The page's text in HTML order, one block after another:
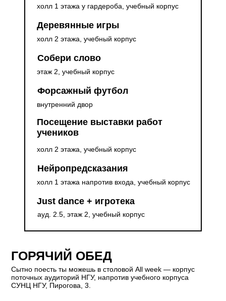
Just dance + игротека
ауд. 2.5, этаж 2, учебный корпус
холл 1 этажа у гардероба, учебный корпус
Деревянные игры
холл 2 этажа, учебный корпус
Собери слово
этаж 2, учебный корпус
Форсажный футбол
внутренний двор
Посещение выставки работ
учеников
холл 2 этажа, учебный корпус
Нейропредсказания
холл 1 этажа напротив входа, учебный корпус
Сытно поесть ты можешь в столовой All week — корпус
поточных аудиторий НГУ, напротив учебного корпуса
СУНЦ НГУ, Пирогова, 3.
ГОРЯЧИЙ ОБЕД